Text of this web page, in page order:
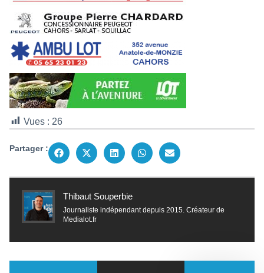
Vues : 26
Partager :
Thibaut Souperbie
Journaliste indépendant depuis 2015. Créateur de
Medialot.fr